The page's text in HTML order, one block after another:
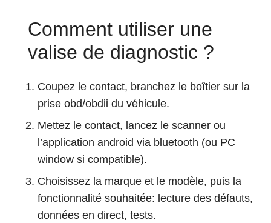
Comment utiliser une
valise de diagnostic ?
Coupez le contact, branchez le boîtier sur la
prise obd/obdii du véhicule.
Mettez le contact, lancez le scanner ou
l’application android via bluetooth (ou PC
window si compatible).
Choisissez la marque et le modèle, puis la
fonctionnalité souhaitée: lecture des défauts,
données en direct, tests.